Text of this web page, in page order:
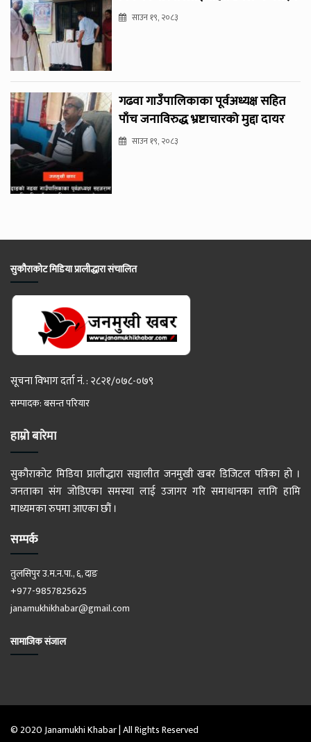
साउन १९, २०८३
गढवा गाउँपालिकाका पूर्वअध्यक्ष सहित
पाँच जनाविरुद्ध भ्रष्टाचारको मुद्दा दायर
साउन १९, २०८३
सुकौराकोट मिडिया प्रालीद्धारा संचालित
सूचना विभाग दर्ता नं. : २८२१/०७८-०७९
सम्पादक: बसन्त परियार
हाम्रो बारेमा
सुकौराकोट मिडिया प्रालीद्धारा सञ्चालीत जनमुखी खबर डिजिटल पत्रिका हो ।
जनताका संग जोडिएका समस्या लाई उजागर गरि समाधानका लागि हामि
माध्यमका रुपमा आएका छौं ।
सम्पर्क
तुलसिपुर उ.म.न.पा., ६, दाङ
+977-9857825625
janamukhikhabar@gmail.com
सामाजिक संजाल
© 2020 Janamukhi Khabar | All Rights Reserved